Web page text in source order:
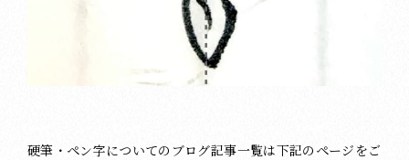
硬筆・ペン字についてのブログ記事一覧は下記のページをご